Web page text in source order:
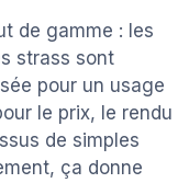
de gamme : les
strass sont
pour un usage
le prix, le rendu
de simples
ça donne